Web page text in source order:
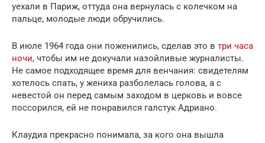
уехали в Париж, оттуда она вернулась с колечком на
пальце, молодые люди обручились.
В июле 1964 года они поженились, сделав это в три часа
ночи, чтобы им не докучали назойливые журналисты.
Не самое подходящее время для венчания: свидетелям
хотелось спать, у жениха разболелась голова, а с
невестой он перед самым заходом в церковь и вовсе
поссорился, ей не понравился галстук Адриано.
Клаудиа прекрасно понимала, за кого она вышла